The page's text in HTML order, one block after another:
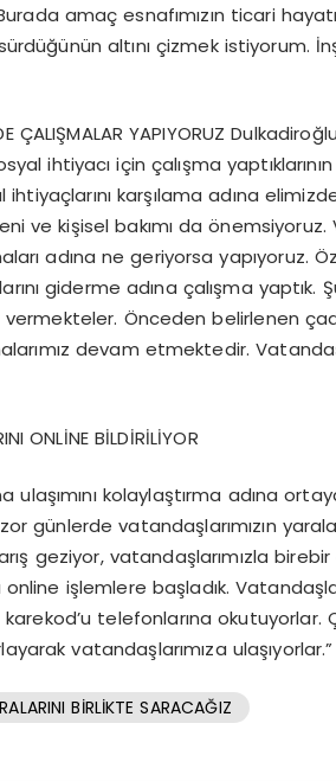
amaç esnafımızın ticari
altını çizmek istiyorum.
ÇALIŞMALAR YAPIYORUZ
ihtiyacı için çalışma yaptıklarının
ihtiyaçlarını karşılama adına
ve kişisel bakımı da önemsiyoruz.
adına ne geriyorsa yapıyoruz.
giderme adına çalışma
Önceden belirlenen
devam etmektedir.
ONLİNE BİLDİRİLİYOR
ulaşımını kolaylaştırma adına
günlerde vatandaşlarımızın
geziyor, vatandaşlarımızla
işlemlere başladık.
karekod’u telefonlarına
vatandaşlarımıza ulaşıyorlar.”
BİRLİKTE SARACAĞIZ